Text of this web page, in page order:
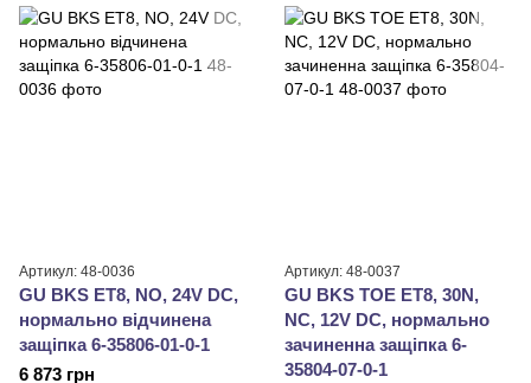
Артикул: 48-0036
GU BKS ET8, NO, 24V DC,
нормально відчинена
защіпка 6-35806-01-0-1
6 873 грн
Артикул: 48-0037
GU BKS TOE ET8, 30N,
NC, 12V DC, нормально
зачиненна защіпка 6-
35804-07-0-1